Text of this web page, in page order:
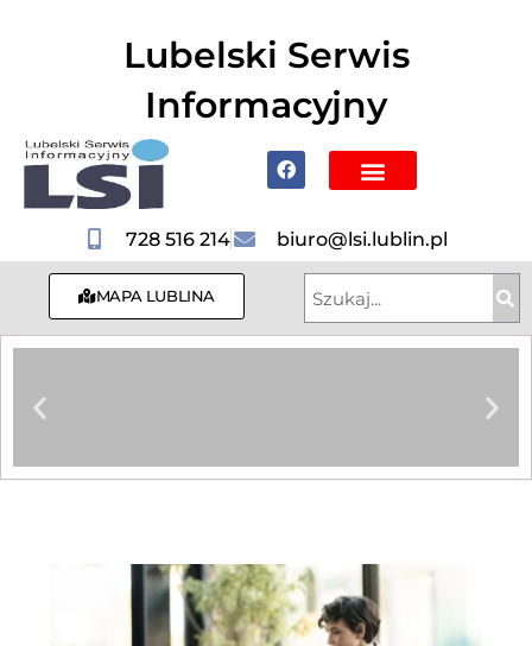
Lubelski Serwis
Informacyjny
728 516 214 biuro@lsi.lublin.pl
MAPA LUBLINA